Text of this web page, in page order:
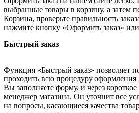
выбранные товары в корзину, а затем
Корзина, проверьте правильность
нажмите кнопку «Оформить заказ»
Быстрый заказ
Функция «Быстрый заказ» позволяет
проходить всю процедуру оформления
Вы заполняете форму, и через
менеджер магазина. Он уточнит все
на вопросы, касающиеся качества